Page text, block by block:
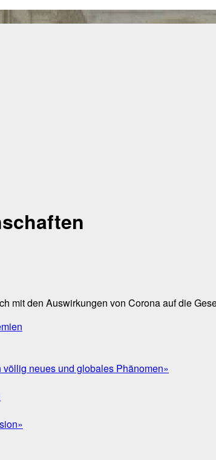
mit den Auswirkungen von Corona auf die
neues und globales Phänomen»